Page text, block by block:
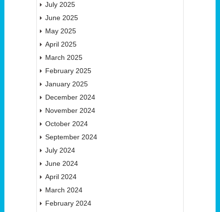
July 2025
June 2025
May 2025
April 2025
March 2025
February 2025
January 2025
December 2024
November 2024
October 2024
September 2024
July 2024
June 2024
April 2024
March 2024
February 2024